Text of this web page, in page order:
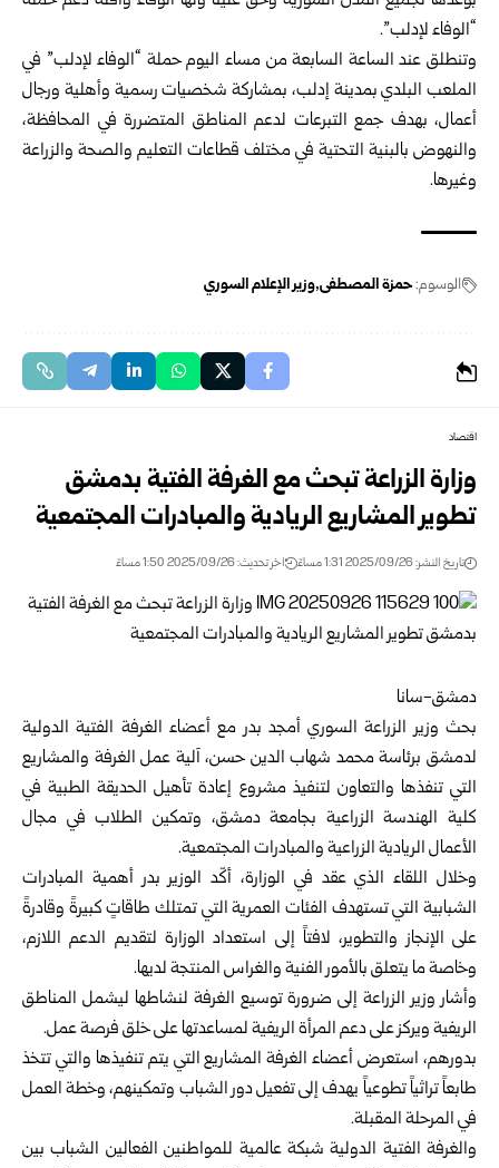
“الوفاء لإدلب”.
وتنطلق عند الساعة السابعة من مساء اليوم حملة “الوفاء لإدلب” في
الملعب البلدي بمدينة إدلب، بمشاركة شخصيات رسمية وأهلية ورجال
أعمال، بهدف جمع التبرعات لدعم المناطق المتضررة في المحافظة،
والنهوض بالبنية التحتية في مختلف قطاعات التعليم والصحة والزراعة
وغيرها.
الوسوم:حمزة المصطفى وزير الإعلام السوري
اقتصاد
وزارة الزراعة تبحث مع الغرفة الفتية بدمشق
تطوير المشاريع الريادية والمبادرات المجتمعية
تاريخ النشر: 2025/09/26 1:31 مساءً اخر تحديث: 2025/09/26 1:50 مساءً
دمشق-سانا
بحث وزير الزراعة السوري أمجد بدر مع أعضاء الغرفة الفتية الدولية
لدمشق برئاسة محمد شهاب الدين حسن، آلية عمل الغرفة والمشاريع
التي تنفذها والتعاون لتنفيذ مشروع إعادة تأهيل الحديقة الطبية في
كلية الهندسة الزراعية بجامعة دمشق، وتمكين الطلاب في مجال
الأعمال الريادية الزراعية والمبادرات المجتمعية.
وخلال اللقاء الذي عقد في الوزارة، أكّد الوزير بدر أهمية المبادرات
الشبابية التي تستهدف الفئات العمرية التي تمتلك طاقاتٍ كبيرةً وقادرةً
على الإنجاز والتطوير، لافتاً إلى استعداد الوزارة لتقديم الدعم اللازم،
وخاصة ما يتعلق بالأمور الفنية والغراس المنتجة لديها.
وأشار وزير الزراعة إلى ضرورة توسيع الغرفة لنشاطها ليشمل المناطق
الريفية ويركز على دعم المرأة الريفية لمساعدتها على خلق فرصة عمل.
بدورهم، استعرض أعضاء الغرفة المشاريع التي يتم تنفيذها والتي تتخذ
طابعاً تراثياً تطوعياً يهدف إلى تفعيل دور الشباب وتمكينهم، وخطة العمل
في المرحلة المقبلة.
والغرفة الفتية الدولية شبكة عالمية للمواطنين الفعالين الشباب بين